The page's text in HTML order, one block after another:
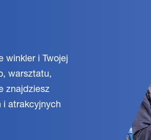
winkler i Twojej
warsztatu,
znajdziesz
i atrakcyjnych